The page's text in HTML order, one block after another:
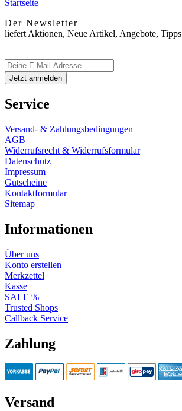
Startseite
Der Newsletter
liefert Aktionen, Neue Artikel, Angebote,
Service
Versand- & Zahlungsbedingungen
AGB
Widerrufsrecht & Widerrufsformular
Datenschutz
Impressum
Gutscheine
Kontaktformular
Sitemap
Informationen
Über uns
Konto erstellen
Merkzettel
Kasse
SALE %
Trusted Shops
Callback Service
Zahlung
Versand